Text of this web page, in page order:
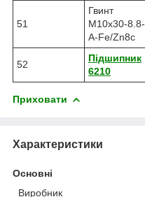
51
Гвинт
M10x30-8.8-
A-Fe/Zn8c
52
Підшипник
6210
Приховати
Характеристики
Основні
Виробник